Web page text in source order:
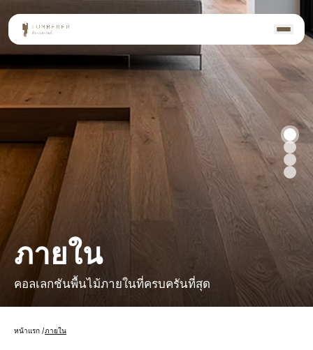
ภายใน
คอลเลกชันพื้นไม้ภายในที่ครบครันที่สุด
หน้าแรก /ภายใน